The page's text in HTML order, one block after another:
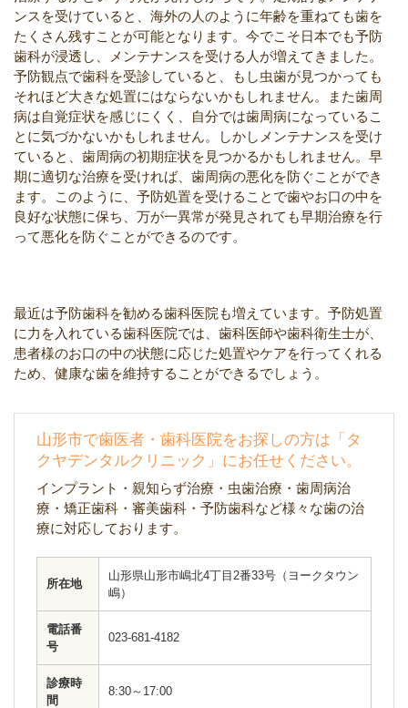
ンスを受けていると、海外の人のように年齢を重ねても歯を
たくさん残すことが可能となります。今でこそ日本でも予防
歯科が浸透し、メンテナンスを受ける人が増えてきました。
予防観点で歯科を受診していると、もし虫歯が見つかっても
それほど大きな処置にはならないかもしれません。また歯周
病は自覚症状を感じにくく、自分では歯周病になっているこ
とに気づかないかもしれません。しかしメンテナンスを受け
ていると、歯周病の初期症状を見つかるかもしれません。早
期に適切な治療を受ければ、歯周病の悪化を防ぐことができ
ます。このように、予防処置を受けることで歯やお口の中を
良好な状態に保ち、万が一異常が発見されても早期治療を行
って悪化を防ぐことができるのです。
最近は予防歯科を勧める歯科医院も増えています。予防処置
に力を入れている歯科医院では、歯科医師や歯科衛生士が、
患者様のお口の中の状態に応じた処置やケアを行ってくれる
ため、健康な歯を維持することができるでしょう。
山形市で歯医者・歯科医院をお探しの方は「タ
クヤデンタルクリニック」にお任せください。
インプラント・親知らず治療・虫歯治療・歯周病治
療・矯正歯科・審美歯科・予防歯科など様々な歯の治
療に対応しております。
所在地
山形県山形市嶋北4丁目2番33号（ヨークタウン
嶋）
電話番
号
023-681-4182
診療時
間
8:30～17:00